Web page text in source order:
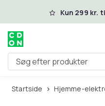
Spring til Kun 299 kr.
Søg efter produkter
Startside Hjemme-